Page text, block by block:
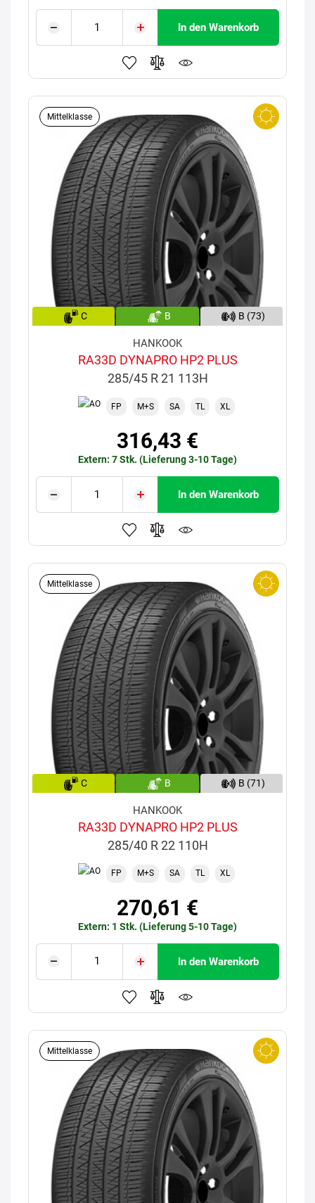
In den Warenkorb
Mittelklasse
C B B (73)
HANKOOK
RA33D DYNAPRO HP2 PLUS
285/45 R 21 113H
FP M+S SA TL XL
316,43 €
Extern: 7 Stk. (Lieferung 3-10 Tage)
In den Warenkorb
Mittelklasse
C B B (71)
HANKOOK
RA33D DYNAPRO HP2 PLUS
285/40 R 22 110H
FP M+S SA TL XL
270,61 €
Extern: 1 Stk. (Lieferung 5-10 Tage)
In den Warenkorb
Mittelklasse